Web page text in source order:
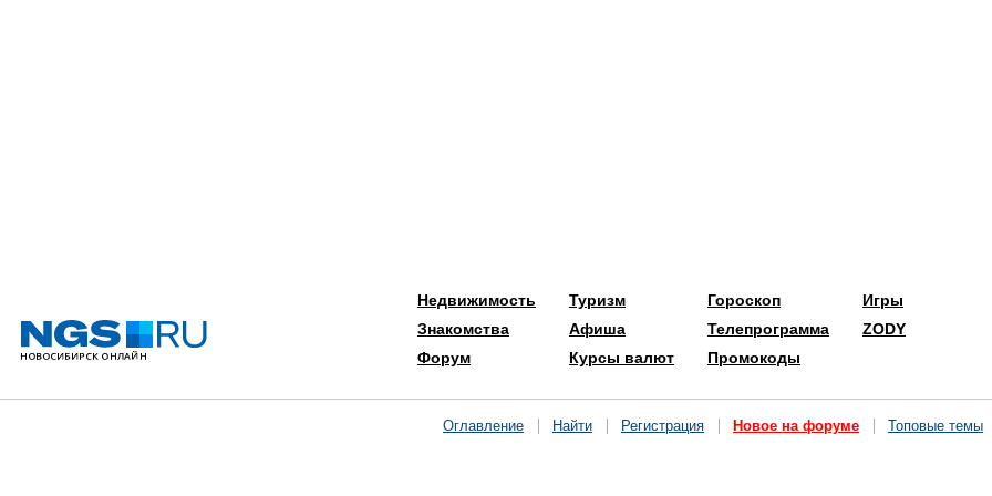
Недвижимость
Знакомства
Форум
Туризм
Афиша
Курсы валют
Гороскоп
Телепрограмма
Промокоды
Игры
ZODY
Оглавление Найти Регистрация Новое на форуме Топовые темы